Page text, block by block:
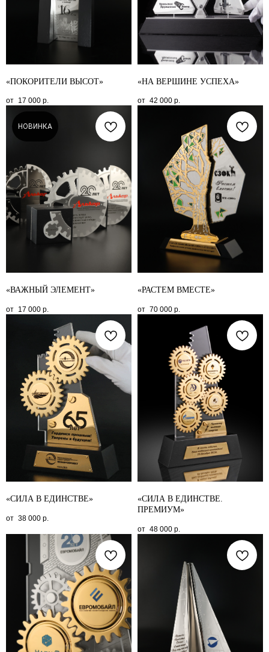
«ПОКОРИТЕЛИ ВЫСОТ»
17 000 р.
«НА ВЕРШИНЕ УСПЕХА»
42 000 р.
НОВИНКА
«ВАЖНЫЙ ЭЛЕМЕНТ»
17 000 р.
«РАСТЕМ ВМЕСТЕ»
70 000 р.
«СИЛА В ЕДИНСТВЕ»
38 000 р.
«СИЛА В ЕДИНСТВЕ.
ПРЕМИУМ»
48 000 р.